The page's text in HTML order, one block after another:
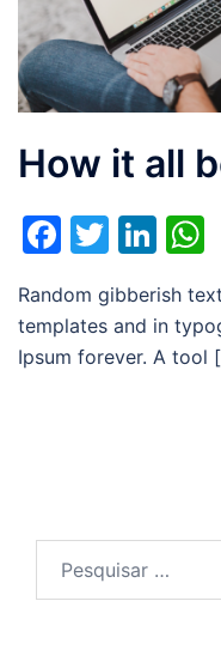
How it all
Facebook
Twitter
Random gibberish
templates and in
Ipsum forever. A tool
por: